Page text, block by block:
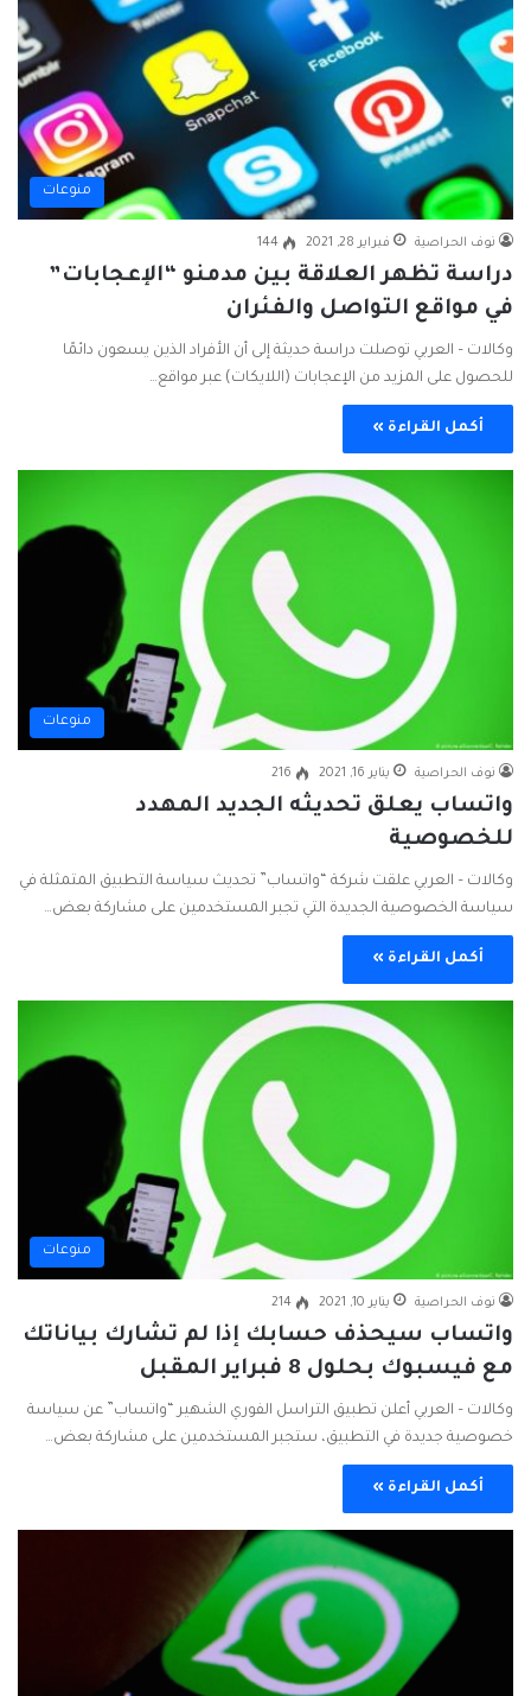
منوعات
نوف الحراصية فبراير 28, 2021 144
دراسة تظهر العلاقة بين مدمنو “الإعجابات”
في مواقع التواصل والفئران
وكالات – العربي توصلت دراسة حديثة إلى أن الأفراد الذين يسعون دائمًا
للحصول على المزيد من الإعجابات (اللايكات) عبر مواقع…
أكمل القراءة »
منوعات
نوف الحراصية يناير 16, 2021 216
واتساب يعلق تحديثه الجديد المهدد
للخصوصية
وكالات – العربي علقت شركة “واتساب” تحديث سياسة التطبيق المتمثلة في
سياسة الخصوصية الجديدة التي تجبر المستخدمين على مشاركة بعض…
أكمل القراءة »
منوعات
نوف الحراصية يناير 10, 2021 214
واتساب سيحذف حسابك إذا لم تشارك بياناتك
مع فيسبوك بحلول 8 فبراير المقبل
وكالات – العربي أعلن تطبيق التراسل الفوري الشهير “واتساب” عن سياسة
خصوصية جديدة في التطبيق، ستجبر المستخدمين على مشاركة بعض…
أكمل القراءة »